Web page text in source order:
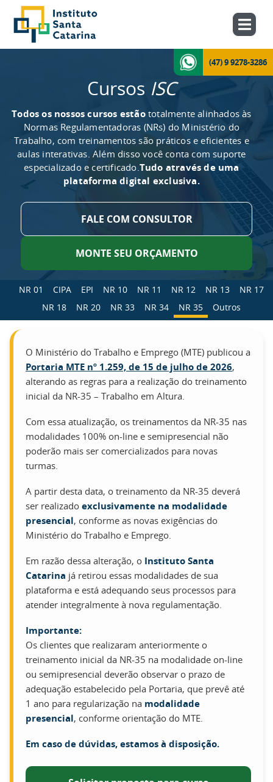
(47) 9 9278-3286
Cursos ISC
Todos os nossos cursos estãototalmente alinhados às
Normas Regulamentadoras (NRs) do Ministério do
Trabalho, com treinamentos são práticos e eficientes e
aulas interativas. Além disso você conta com suporte
especializado e certificado.Tudo através de uma
plataforma digital exclusiva.
FALE COM CONSULTOR
MONTE SEU ORÇAMENTO
NR 01 CIPA EPI NR 10 NR 11 NR 12 NR 13
NR 17
NR 18
NR 20 NR 33 NR 34 NR 35 Outros
O Ministério do Trabalho e Emprego (MTE) publicou a
Portaria MTE nº 1.259, de 15 de julho de 2026,
alterando as regras para a realização do treinamento
inicial da NR-35 – Trabalho em Altura.
Com essa atualização, os treinamentos da NR-35 nas
modalidades 100% on-line e semipresencial não
poderão mais ser comercializados para novas
turmas.
A partir desta data, o treinamento da NR-35 deverá
ser realizado exclusivamente na modalidade
presencial, conforme as novas exigências do
Ministério do Trabalho e Emprego.
Em razão dessa alteração, o Instituto Santa
Catarina já retirou essas modalidades de sua
plataforma e está adequando seus processos para
atender integralmente à nova regulamentação.
Importante:
Os clientes que realizaram anteriormente o
treinamento inicial da NR-35 na modalidade on-line
ou semipresencial deverão observar o prazo de
adequação estabelecido pela Portaria, que prevê até
1 ano para regularização na modalidade
presencial, conforme orientação do MTE.
Em caso de dúvidas, estamos à disposição.